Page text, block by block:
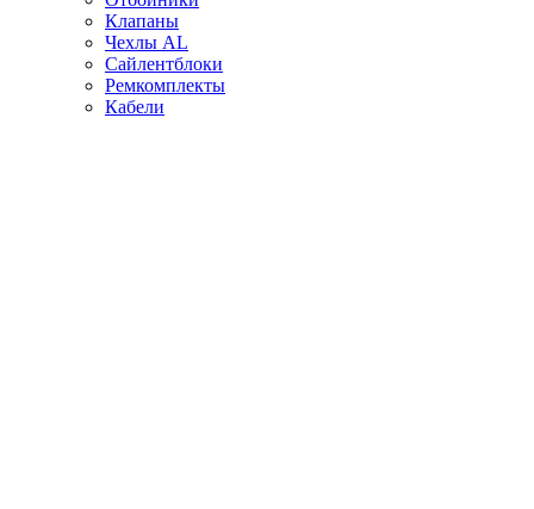
Клапаны
Чехлы AL
Сайлентблоки
Ремкомплекты
Кабели